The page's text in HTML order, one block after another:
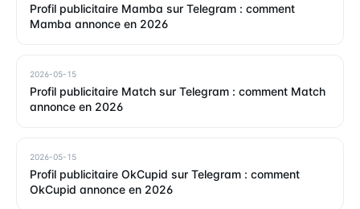
Profil publicitaire Mamba sur Telegram : comment
Mamba annonce en 2026
2026-05-15
Profil publicitaire Match sur Telegram : comment Match
annonce en 2026
2026-05-15
Profil publicitaire OkCupid sur Telegram : comment
OkCupid annonce en 2026